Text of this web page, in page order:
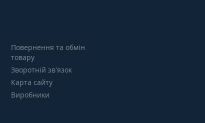
Повернення та обмін
товару
Зворотній зв’язок
Карта сайту
Виробники